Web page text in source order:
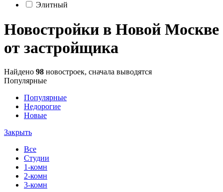
Элитный
Новостройки в Новой Москве
от застройщика
Найдено 98 новостроек, сначала выводятся
Популярные
Популярные
Недорогие
Новые
Закрыть
Все
Студии
1-комн
2-комн
3-комн